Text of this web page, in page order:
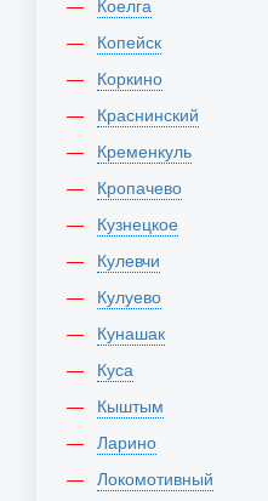
Коелга
Копейск
Коркино
Краснинский
Кременкуль
Кропачево
Кузнецкое
Кулевчи
Кулуево
Кунашак
Куса
Кыштым
Ларино
Локомотивный